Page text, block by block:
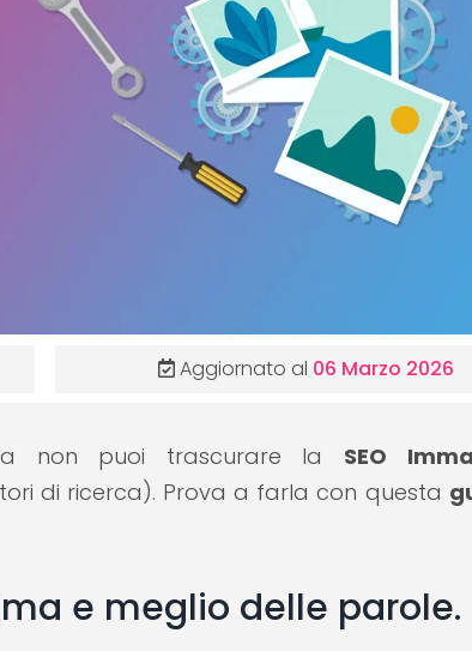
Aggiornato al 06 Marzo 2026
non puoi trascurare la SEO
di ricerca). Prova a farla con questa
e meglio delle parole.